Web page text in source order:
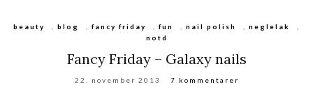
beauty blog fancy friday fun nail polish neglelak
notd
Fancy Friday – Galaxy nails
22. november 2013 7 kommentarer